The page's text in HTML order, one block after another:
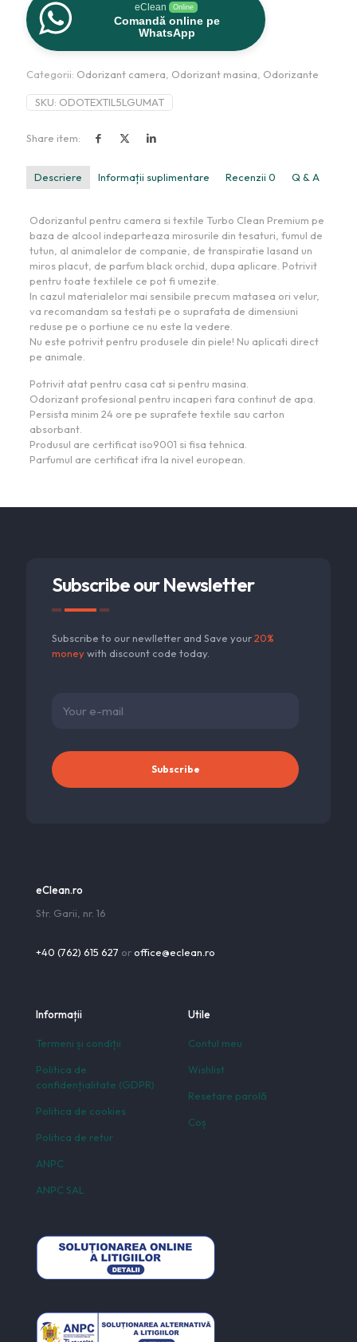
eClean Online
Comandă online pe
WhatsApp
Categorii: Odorizant camera Odorizant masina Odorizante
SKU: ODOTEXTIL5LGUMAT
Share item:
Descriere Informații suplimentare Recenzii 0 Q & A
Odorizantul pentru camera si textile Turbo Clean Premium pe
baza de alcool indeparteaza mirosurile din tesaturi, fumul de
tutun, al animalelor de companie, de transpiratie lasand un
miros placut, de parfum black orchid, dupa aplicare. Potrivit
pentru toate textilele ce pot fi umezite.
In cazul materialelor mai sensibile precum matasea ori velur,
va recomandam sa testati pe o suprafata de dimensiuni
reduse pe o portiune ce nu este la vedere.
Nu este potrivit pentru produsele din piele! Nu aplicati direct
pe animale.
Potrivit atat pentru casa cat si pentru masina.
Odorizant profesional pentru incaperi fara continut de apa.
Persista minim 24 ore pe suprafete textile sau carton
absorbant.
Produsul are certificat iso9001 si fisa tehnica.
Parfumul are certificat ifra la nivel european.
Subscribe our Newsletter
Subscribe to our newlletter and Save your20%
moneywith discount code today.
eClean.ro
Str. Garii, nr. 16
+40 (762) 615 627 oroffice@eclean.ro
Informații
Termeni și condiții
Politica de
confidențialitate (GDPR)
Politica de cookies
Politica de retur
ANPC
ANPC SAL
Utile
Contul meu
Wishlist
Resetare parolă
Coș